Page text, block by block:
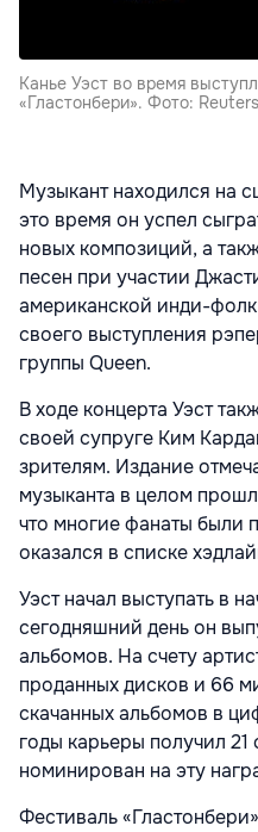
Канье Уэст во время
«Гластонбери». Фото: Reuters
Музыкант находился на
это время он успел
новых композиций, а
песен при участии
американской инди-
своего выступления
группы Queen.
В ходе концерта Уэст
своей супруге Ким
зрителям. Издание
музыканта в целом
что многие фанаты были
оказался в списке
Уэст начал выступать в
сегодняшний день он
альбомов. На счету
проданных дисков и 66
скачанных альбомов в
годы карьеры получил 21
номинирован на эту
Фестиваль